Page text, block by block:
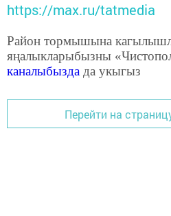
https://max.ru/tatmedia
Район тормышына
яңалыкларыбызны
каналыбызда да укыгыз
Перейти на